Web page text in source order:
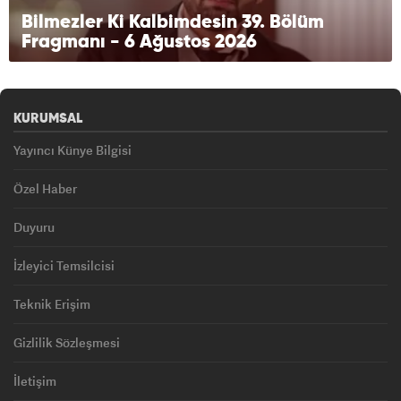
Bilmezler Ki Kalbimdesin 39. Bölüm
Fragmanı - 6 Ağustos 2026
KURUMSAL
Yayıncı Künye Bilgisi
Özel Haber
Duyuru
İzleyici Temsilcisi
Teknik Erişim
Gizlilik Sözleşmesi
İletişim